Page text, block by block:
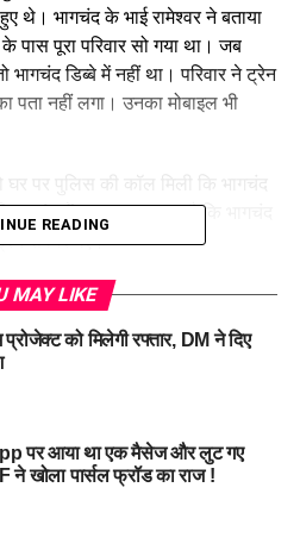
थे। भागचंद के भाई रामेश्वर ने बताया
पास पूरा परिवार सो गया था। जब
डिब्बे में नहीं था। परिवार ने ट्रेन
नहीं लगा। उनका मोबाइल भी
जांच में यह माना जा रहा है कि भागचंद
से गिर गए।
के पास करीब 200 गज की दूरी पर ट्रैक
जो उसकी नई शादी का प्रतीक
परिजन मोर्चरी पहुंचे, और पोस्टमार्टम
दिया। पति की मौत की जानकारी
ने कहा, “भागचंद सूरजाराम के चार
READING
MAY LIKE
प्रोजेक्ट को मिलेगी रफ्तार, DM ने दिए
पर आया था एक मैसेज और लुट गए
ने खोला पार्सल फ्रॉड का राज !